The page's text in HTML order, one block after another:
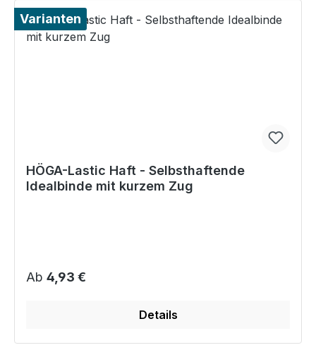
Varianten
HÖGA-Lastic Haft - Selbsthaftende
Idealbinde mit kurzem Zug
Regulärer Preis:
Ab 4,93 €
Details